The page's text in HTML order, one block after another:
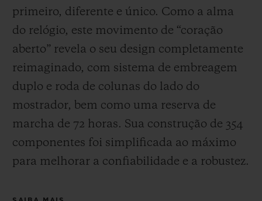
primeiro, diferente e único. Como a alma
do relógio, este movimento de “coração
aberto” revela o seu design completamente
reimaginado, com sistema de embreagem
duplo e roda de colunas do lado do
mostrador, bem como uma reserva de
marcha de 72 horas. Sua construção de 354
componentes foi simplificada ao máximo
para melhorar a confiabilidade e a robustez.